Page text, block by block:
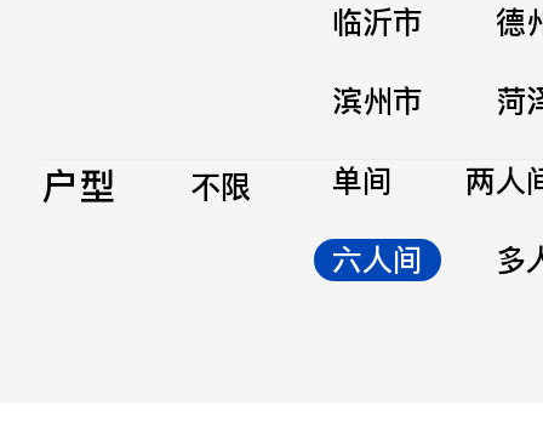
临沂市
德
滨州市
菏
户型 不限 单间
两人
六人间
多